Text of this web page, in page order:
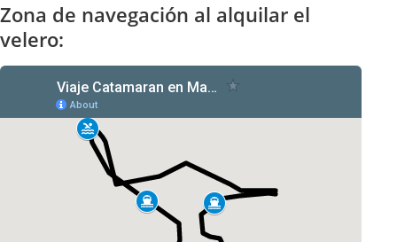
Zona de navegación al alquilar el
velero: